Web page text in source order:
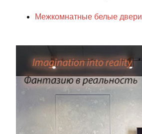
Межкомнатные белые двери